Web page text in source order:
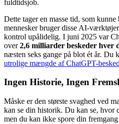
fuldtidsjob.
Dette tager en masse tid, som
mennesker bruger disse AI-
kontrol upålidelig. I juni 2025 var
over2,6 milliarder beskeder hver
næsten seks gange på blot ét år. Du
utrolige mængde af ChatGPT-
Ingen Historie, Ingen
Måske er den største svaghed ved
kan se din historik. Du kan se, hvor
men du kan ikke spore din